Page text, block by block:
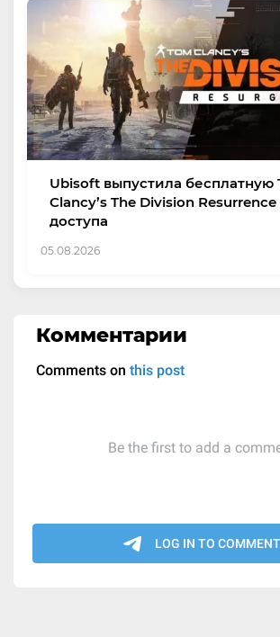
Ubisoft выпустила бесплатную
Clancy’s The Division
доступа
05.08.2026
Комментарии